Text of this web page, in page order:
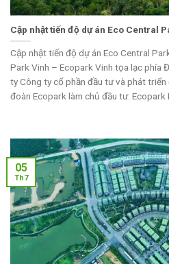
Cập nhật tiến độ dự án Eco Central
Cập nhật tiến độ dự án Eco Central
Park Vinh – Ecopark Vinh tọa lạc phía
ty Công ty cổ phần đầu tư và phát
đoàn Ecopark làm chủ đầu tư. Ecopark
05
Th7